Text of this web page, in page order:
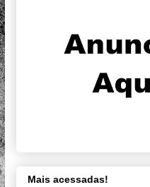
Mais acessadas!